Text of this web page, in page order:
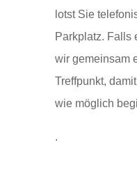
lotst Sie
Parkplatz. Falls
wir gemeinsam
Treffpunkt,
wie möglich
.